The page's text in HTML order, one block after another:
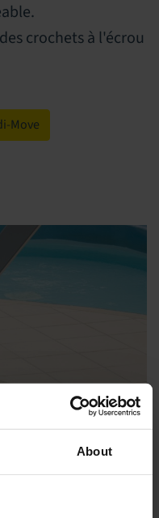
About
crochets à l'écrou
Move